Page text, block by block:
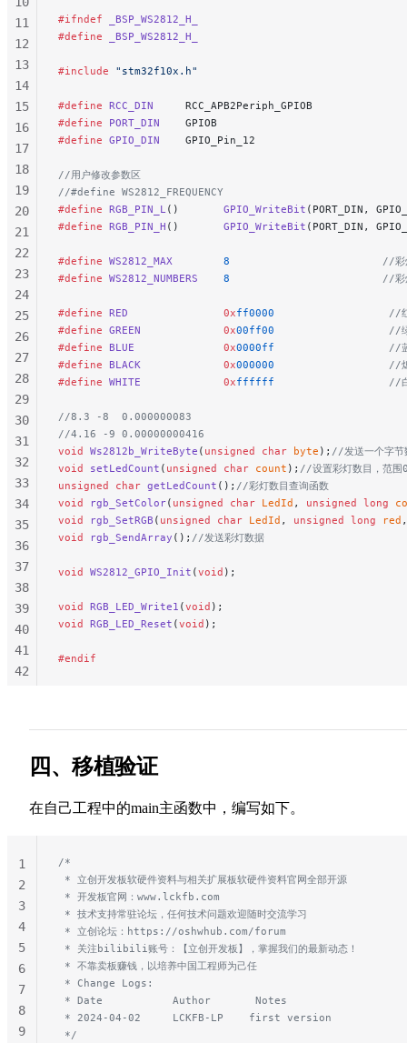
131
132
133
134
135
136
137
138
139
140
141
#ifndef _BSP_WS2812_H_
#define _BSP_WS2812_H_
#include "stm32f10x.h"
#define RCC_DIN
     RCC_APB2Periph_GPIOB
#define PORT_DIN
    GPIOB
#define GPIO_DIN
    GPIO_Pin_12
//用户修改参数区
//#define WS2812_FREQUENCY
#define RGB_PIN_L () GPIO_WriteBit (PORT_DIN,
#define RGB_PIN_H () GPIO_WriteBit (PORT_DIN,
#define WS2812_MAX
        8
//彩
#define WS2812_NUMBERS
    8
//彩
#define RED
               0x
ff0000
//
#define GREEN
             0x
00ff00
//
#define BLUE
              0x
0000ff
//
#define BLACK
             0x
000000
//
#define WHITE
             0x
ffffff
//
//8.3 -8  0.000000083
//4.16 -9 0.00000000416
void Ws2812b_WriteByte ( unsigned char byte ); //发送一个字节
void setLedCount ( unsigned char count ); //设置彩灯数目，范
unsigned char getLedCount (); //彩灯数目查询函数
void rgb_SetColor( unsigned char LedId , unsigned long
void rgb_SetRGB ( unsigned char LedId , unsigned long red
void rgb_SendArray (); //发送彩灯数据
void WS2812_GPIO_Init (void );
void RGB_LED_Write1 (void );
void RGB_LED_Reset (void );
#endif
11
12
13
14
15
16
17
18
19
20
21
22
23
24
25
26
27
28
29
30
31
32
33
34
35
36
37
38
39
40
41
42
51
四、移植验证
在自己工程中的main主函数中，编写如下。
/*
* 立创开发板软硬件资料与相关扩展板软硬件资料官网全部开源
* 开发板官网：www.lckfb.com
* 技术支持常驻论坛，任何技术问题欢迎随时交流学习
* 立创论坛：https://oshwhub.com/forum
* 关注bilibili账号：【立创开发板】，掌握我们的最新动态！
* 不靠卖板赚钱，以培养中国工程师为己任
* Change Logs:
* Date           Author       Notes
* 2024-04-02     LCKFB-LP    first version
*/
1
2
3
4
5
6
7
8
9